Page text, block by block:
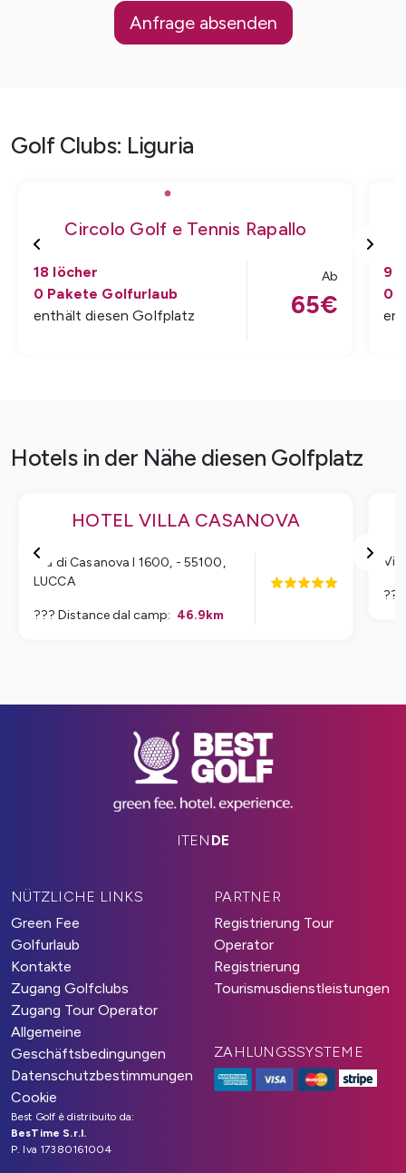
Anfrage absenden
Golf Clubs: Liguria
Circolo Golf e Tennis Rapallo
18 löcher
0 Pakete Golfurlaub
enthält diesen Golfplatz
Ab
65€
9
0
Hotels in der Nähe diesen Golfplatz
HOTEL VILLA CASANOVA
Via di Casanova I 1600, - 55100,
LUCCA
??? Distance dal camp: 46.9km
ITEN DE
NÜTZLICHE LINKS
Green Fee
Golfurlaub
Kontakte
Zugang Golfclubs
Zugang Tour Operator
Allgemeine
Geschäftsbedingungen
Datenschutzbestimmungen
Cookie
PARTNER
Registrierung Tour
Operator
Registrierung
Tourismusdienstleistungen
ZAHLUNGSSYSTEME
Best Golf è distribuito da:
BesTime S.r.l.
P. Iva 17380161004